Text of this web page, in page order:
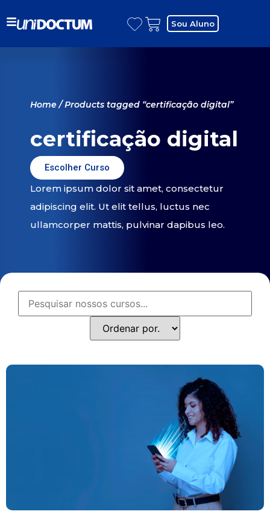
Sou Aluno
Home/ Products tagged “certificação digital”
certificação digital
Escolher Curso
Lorem ipsum dolor sit amet, consectetur
adipiscing elit. Ut elit tellus, luctus nec
ullamcorper mattis, pulvinar dapibus leo.